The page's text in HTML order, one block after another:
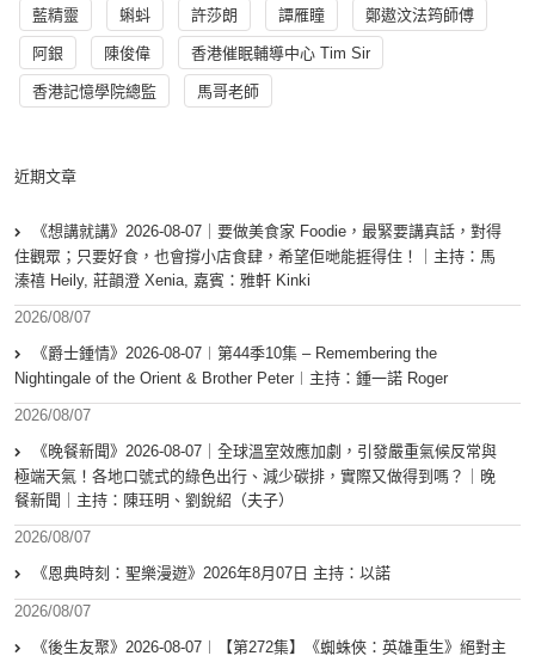
藍精靈 蝌蚪 許莎朗 譚雁瞳 鄭遨汶法筠師傅
阿銀 陳俊偉 香港催眠輔導中心 Tim Sir
香港記憶學院總監 馬哥老師
近期文章
《想講就講》2026-08-07｜要做美食家 Foodie，最緊要講真話，對得
住觀眾；只要好食，也會撐小店食肆，希望佢哋能捱得住！｜主持：馬
溱禧 Heily, 莊韻澄 Xenia, 嘉賓：雅軒 Kinki
2026/08/07
《爵士鍾情》2026-08-07︱第44季10集 – Remembering the
Nightingale of the Orient & Brother Peter︱主持：鍾一諾 Roger
2026/08/07
《晚餐新聞》2026-08-07｜全球溫室效應加劇，引發嚴重氣候反常與
極端天氣！各地口號式的綠色出行、減少碳排，實際又做得到嗎？｜晚
餐新聞｜主持：陳珏明、劉銳紹（夫子）
2026/08/07
《恩典時刻：聖樂漫遊》2026年8月07日 主持：以諾
2026/08/07
《後生友聚》2026-08-07︱【第272集】《蜘蛛俠：英雄重生》絕對主